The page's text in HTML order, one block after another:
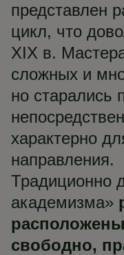
представлен
цикл, что
XIX в.
сложных и
но старались
характерно
направления.
Традиционно
академизма»
свободно,